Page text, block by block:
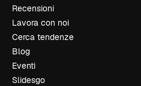
Recensioni
Lavora con noi
Cerca tendenze
Blog
Eventi
Slidesgo